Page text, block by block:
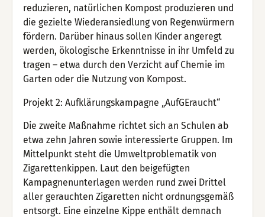
reduzieren, natürlichen Kompost produzieren und
die gezielte Wiederansiedlung von Regenwürmern
fördern. Darüber hinaus sollen Kinder angeregt
werden, ökologische Erkenntnisse in ihr Umfeld zu
tragen – etwa durch den Verzicht auf Chemie im
Garten oder die Nutzung von Kompost.
Projekt 2: Aufklärungskampagne „AufGEraucht“
Die zweite Maßnahme richtet sich an Schulen ab
etwa zehn Jahren sowie interessierte Gruppen. Im
Mittelpunkt steht die Umweltproblematik von
Zigarettenkippen. Laut den beigefügten
Kampagnenunterlagen werden rund zwei Drittel
aller gerauchten Zigaretten nicht ordnungsgemäß
entsorgt. Eine einzelne Kippe enthält demnach